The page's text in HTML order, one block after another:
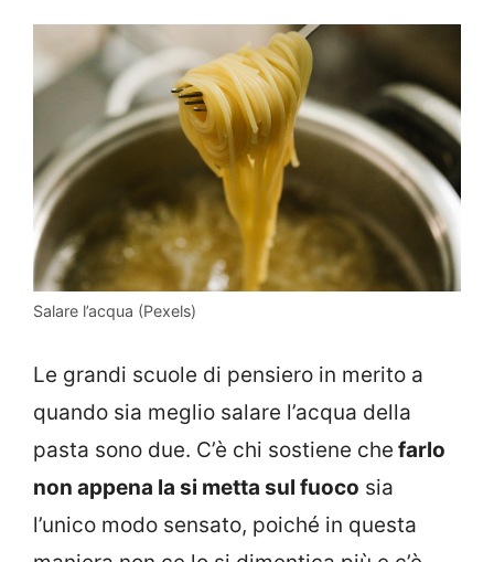
Salare l’acqua (Pexels)
Le grandi scuole di pensiero in merito a
quando sia meglio salare l’acqua della
pasta sono due. C’è chi sostiene che farlo
non appena la si metta sul fuoco sia
l’unico modo sensato, poiché in questa